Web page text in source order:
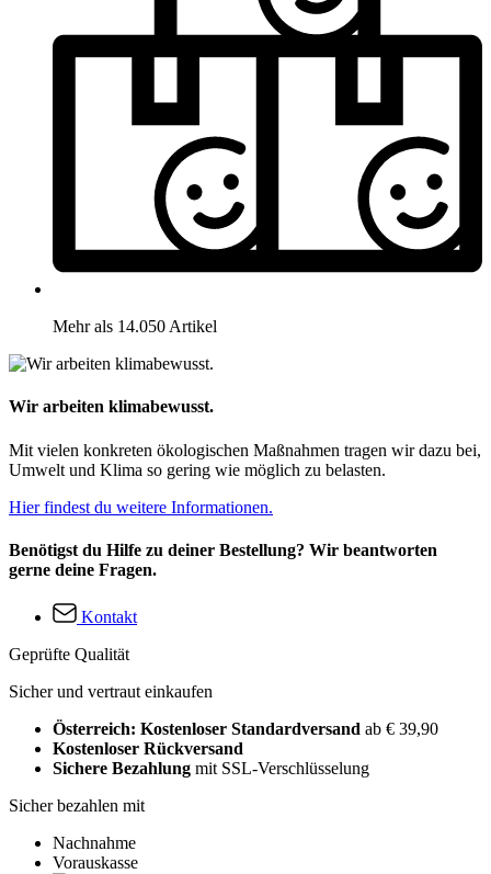
Mehr als 14.050 Artikel
Wir arbeiten klimabewusst.
Mit vielen konkreten ökologischen Maßnahmen tragen wir dazu bei,
Umwelt und Klima so gering wie möglich zu belasten.
Hier findest du weitere Informationen.
Benötigst du Hilfe zu deiner Bestellung? Wir beantworten
gerne deine Fragen.
Kontakt
Geprüfte Qualität
Sicher und vertraut einkaufen
Österreich: Kostenloser Standardversand ab € 39,90
Kostenloser Rückversand
Sichere Bezahlung mit SSL-Verschlüsselung
Sicher bezahlen mit
Nachnahme
Vorauskasse